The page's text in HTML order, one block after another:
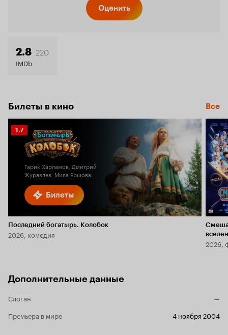
Оценить
2.8 220
IMDb
Билеты в кино Все
Билеты
Рейтинг
Кинопоиска
1.7
Гарик Харламов, Дмитрий
Журавлев, Мила Ершова
Последний богатырь. Колобок
2026, комедия
2026,
Дополнительные данные
Слоган
—
Премьера в мире
4 ноября 2004